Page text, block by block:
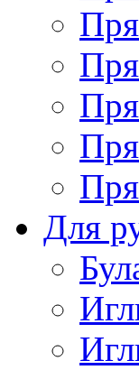
Для